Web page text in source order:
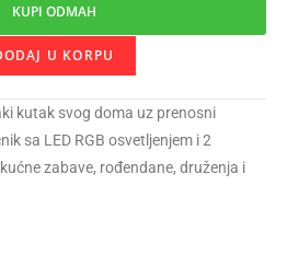
kutak svog doma uz prenosni
sa LED RGB osvetljenjem i 2
zabave, rođendane, druženja i
U KORPU
KUPI ODMAH